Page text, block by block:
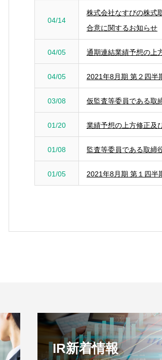
04/14
株式会社なすびの株式
合意に関するお知らせ
04/05 通期連結業績予想の上
04/05 2021年8月期 第２四半
03/08 仮監査等委員である取
01/20 業績予想の上方修正及
01/08 監査等委員である取締
01/05 2021年8月期 第１四半
IR新着情報